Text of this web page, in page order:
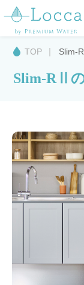
TOP Slim-
Slim-RⅡ